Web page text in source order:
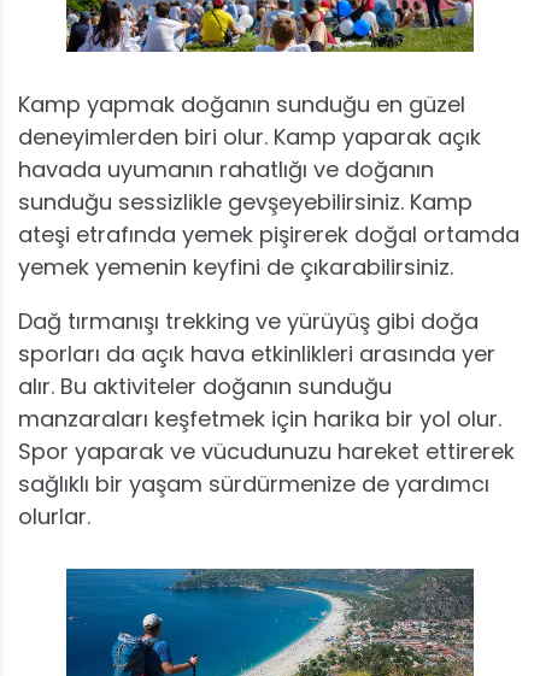
Kamp yapmak doğanın sunduğu en güzel
deneyimlerden biri olur. Kamp yaparak açık
havada uyumanın rahatlığı ve doğanın
sunduğu sessizlikle gevşeyebilirsiniz. Kamp
ateşi etrafında yemek pişirerek doğal ortamda
yemek yemenin keyfini de çıkarabilirsiniz.
Dağ tırmanışı trekking ve yürüyüş gibi doğa
sporları da açık hava etkinlikleri arasında yer
alır. Bu aktiviteler doğanın sunduğu
manzaraları keşfetmek için harika bir yol olur.
Spor yaparak ve vücudunuzu hareket ettirerek
sağlıklı bir yaşam sürdürmenize de yardımcı
olurlar.